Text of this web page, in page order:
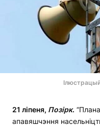
21 ліпеня, Позірк.
апавяшчэння